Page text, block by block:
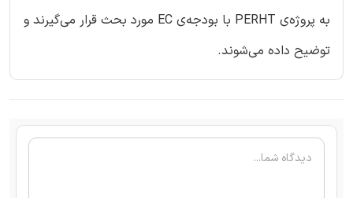
به پروژه‌ی PERHT با بودجه‌ی EC مورد بحث قرار می‌گیرند و
توضیح داده می‌شوند.